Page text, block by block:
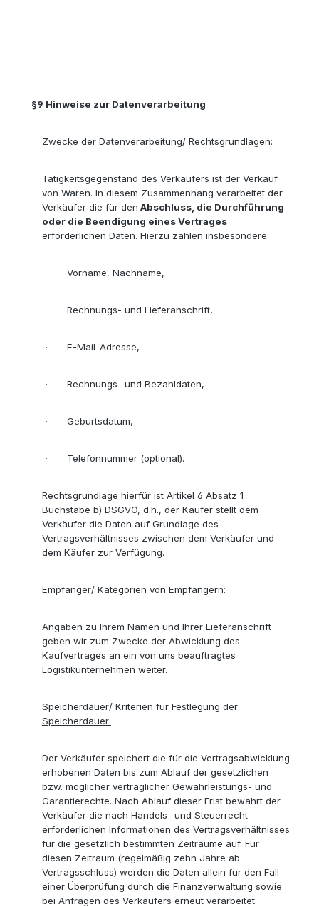
§9 Hinweise zur Datenverarbeitung
Zwecke der Datenverarbeitung/ Rechtsgrundlagen:
Tätigkeitsgegenstand des Verkäufers ist der Verkauf
von Waren. In diesem Zusammenhang verarbeitet der
Verkäufer die für den Abschluss, die Durchführung
oder die Beendigung eines Vertrages
erforderlichen Daten. Hierzu zählen insbesondere:
· Vorname, Nachname,
· Rechnungs- und Lieferanschrift,
· E-Mail-Adresse,
· Rechnungs- und Bezahldaten,
· Geburtsdatum,
· Telefonnummer (optional).
Rechtsgrundlage hierfür ist Artikel 6 Absatz 1
Buchstabe b) DSGVO, d.h., der Käufer stellt dem
Verkäufer die Daten auf Grundlage des
Vertragsverhältnisses zwischen dem Verkäufer und
dem Käufer zur Verfügung.
Empfänger/ Kategorien von Empfängern:
Angaben zu Ihrem Namen und Ihrer Lieferanschrift
geben wir zum Zwecke der Abwicklung des
Kaufvertrages an ein von uns beauftragtes
Logistikunternehmen weiter.
Speicherdauer/ Kriterien für Festlegung der
Speicherdauer:
Der Verkäufer speichert die für die Vertragsabwicklung
erhobenen Daten bis zum Ablauf der gesetzlichen
bzw. möglicher vertraglicher Gewährleistungs- und
Garantierechte. Nach Ablauf dieser Frist bewahrt der
Verkäufer die nach Handels- und Steuerrecht
erforderlichen Informationen des Vertragsverhältnisses
für die gesetzlich bestimmten Zeiträume auf. Für
diesen Zeitraum (regelmäßig zehn Jahre ab
Vertragsschluss) werden die Daten allein für den Fall
einer Überprüfung durch die Finanzverwaltung sowie
bei Anfragen des Verkäufers erneut verarbeitet.